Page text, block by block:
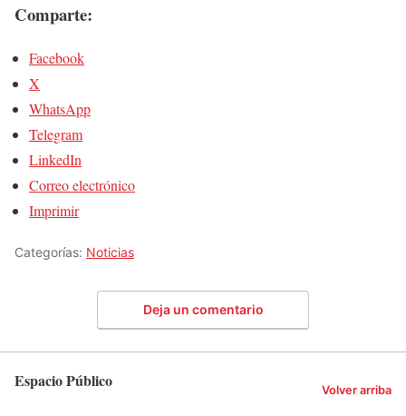
Comparte:
Facebook
X
WhatsApp
Telegram
LinkedIn
Correo electrónico
Imprimir
Categorías: Noticias
Deja un comentario
Espacio Público Volver arriba